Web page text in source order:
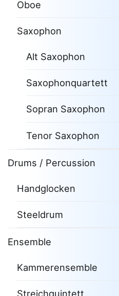
Oboe
Saxophon
Alt Saxophon
Saxophonquartett
Sopran Saxophon
Tenor Saxophon
Drums / Percussion
Handglocken
Steeldrum
Ensemble
Kammerensemble
Streichquintett